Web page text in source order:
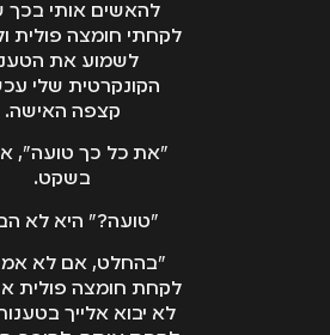
להאשים אותי בכך
לקחתי חומצה פולית
לשמוע את
הקונקרטית שלי
קצפה האישה.
"את כל כך טועה",
בשקט.
"טועה?" היא לא
"בהחלט, אם לא
לקחת חומצה פולית
לא יבוא אלייך